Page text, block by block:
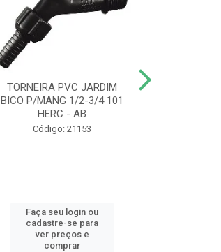
TORNEIRA PVC JARDIM
BICO P/MANG 1/2-3/4 101
HERC - AB
Código: 21153
Faça seu login ou
cadastre-se para
ver preços e
comprar